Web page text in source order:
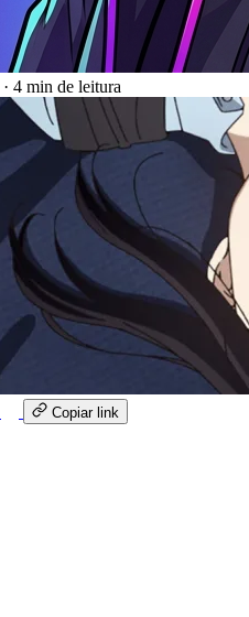
· 4 min de leitura
Copiar link